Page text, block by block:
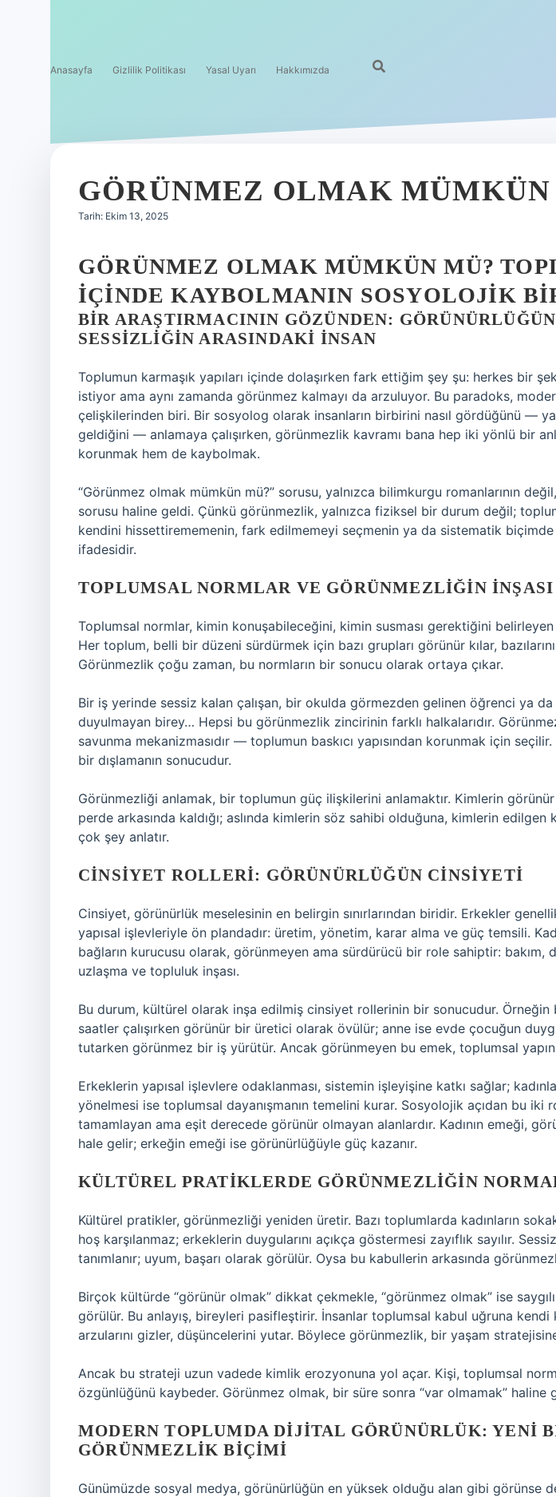
Anasayfa Gizlilik Politikası Yasal Uyarı Hakkımızda
GÖRÜNMEZ OLMAK MÜMKÜN
Tarih: Ekim 13, 2025
GÖRÜNMEZ OLMAK MÜMKÜN MÜ?
İÇINDE KAYBOLMANIN SOSYOLOJIK
BIR ARAŞTIRMACININ GÖZÜNDEN:
SESSIZLIĞIN ARASINDAKI İNSAN
Toplumun karmaşık yapıları içinde dolaşırken fark ettiğim şey şu: herkes bir
istiyor ama aynı zamanda görünmez kalmayı da arzuluyor. Bu paradoks,
çelişkilerinden biri. Bir sosyolog olarak insanların birbirini nasıl gördüğünü —
geldiğini — anlamaya çalışırken, görünmezlik kavramı bana hep iki yönlü bir
korunmak hem de kaybolmak.
“Görünmez olmak mümkün mü?” sorusu, yalnızca bilimkurgu romanlarının
sorusu haline geldi. Çünkü görünmezlik, yalnızca fiziksel bir durum değil;
kendini hissettirememenin, fark edilmemeyi seçmenin ya da sistematik biçimde
ifadesidir.
TOPLUMSAL NORMLAR VE GÖRÜNMEZLIĞIN İNŞASI
Toplumsal normlar, kimin konuşabileceğini, kimin susması gerektiğini
Her toplum, belli bir düzeni sürdürmek için bazı grupları görünür kılar,
Görünmezlik çoğu zaman, bu normların bir sonucu olarak ortaya çıkar.
Bir iş yerinde sessiz kalan çalışan, bir okulda görmezden gelinen öğrenci ya
duyulmayan birey… Hepsi bu görünmezlik zincirinin farklı halkalarıdır.
savunma mekanizmasıdır — toplumun baskıcı yapısından korunmak için
bir dışlamanın sonucudur.
Görünmezliği anlamak, bir toplumun güç ilişkilerini anlamaktır. Kimlerin
perde arkasında kaldığı; aslında kimlerin söz sahibi olduğuna, kimlerin
çok şey anlatır.
CINSIYET ROLLERI: GÖRÜNÜRLÜĞÜN CINSIYETI
Cinsiyet, görünürlük meselesinin en belirgin sınırlarından biridir. Erkekler
yapısal işlevleriyle ön plandadır: üretim, yönetim, karar alma ve güç temsili.
bağların kurucusu olarak, görünmeyen ama sürdürücü bir role sahiptir: bakım,
uzlaşma ve topluluk inşası.
Bu durum, kültürel olarak inşa edilmiş cinsiyet rollerinin bir sonucudur.
saatler çalışırken görünür bir üretici olarak övülür; anne ise evde çocuğun
tutarken görünmez bir iş yürütür. Ancak görünmeyen bu emek, toplumsal
Erkeklerin yapısal işlevlere odaklanması, sistemin işleyişine katkı sağlar;
yönelmesi ise toplumsal dayanışmanın temelini kurar. Sosyolojik açıdan bu iki
tamamlayan ama eşit derecede görünür olmayan alanlardır. Kadının emeği,
hale gelir; erkeğin emeği ise görünürlüğüyle güç kazanır.
KÜLTÜREL PRATIKLERDE GÖRÜNMEZLIĞIN
Kültürel pratikler, görünmezliği yeniden üretir. Bazı toplumlarda kadınların
hoş karşılanmaz; erkeklerin duygularını açıkça göstermesi zayıflık sayılır.
tanımlanır; uyum, başarı olarak görülür. Oysa bu kabullerin arkasında
Birçok kültürde “görünür olmak” dikkat çekmekle, “görünmez olmak” ise
görülür. Bu anlayış, bireyleri pasifleştirir. İnsanlar toplumsal kabul uğruna kendi
arzularını gizler, düşüncelerini yutar. Böylece görünmezlik, bir yaşam
Ancak bu strateji uzun vadede kimlik erozyonuna yol açar. Kişi, toplumsal
özgünlüğünü kaybeder. Görünmez olmak, bir süre sonra “var olmamak” haline
MODERN TOPLUMDA DIJITAL GÖRÜNÜRLÜK: YENI
GÖRÜNMEZLIK BIÇIMI
Günümüzde sosyal medya, görünürlüğün en yüksek olduğu alan gibi görünse